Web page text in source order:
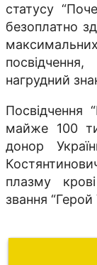
статусу
безоплатно
нагрудний
Посвідчення
майже 100
донор
плазму
звання “Герой